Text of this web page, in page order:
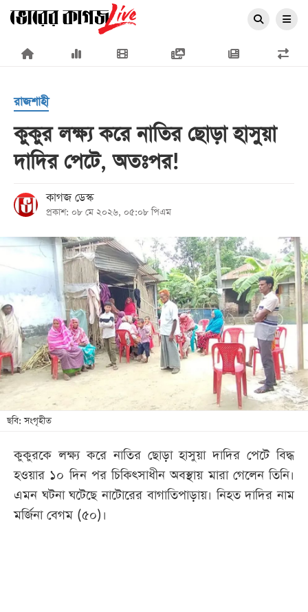
×
প্রচ্ছদ
জাতীয়
রাজনীতি
অর্থনীতি
আন্তর্জাতিক
সারাদেশ
খেলা
বিনোদন
লাইফ
স্টাইল
শিক্ষা
সব
বিভাগ
রাজশাহী
কুকুর লক্ষ্য করে নাতির ছোড়া হাসুয়া
দাদির পেটে, অতঃপর!
কাগজ ডেস্ক
প্রকাশ: ০৮ মে ২০২৬, ০৫:০৮ পিএম
ছবি: সংগৃহীত
কুকুরকে লক্ষ্য করে নাতির ছোড়া হাসুয়া দাদির পেটে বিদ্ধ
হওয়ার ১০ দিন পর চিকিৎসাধীন অবস্থায় মারা গেলেন তিনি।
এমন ঘটনা ঘটেছে নাটোরের বাগাতিপাড়ায়। নিহত দাদির নাম
মর্জিনা বেগম (৫০)।